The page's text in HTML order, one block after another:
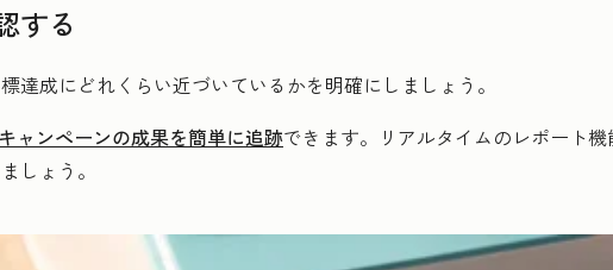
する
達成にどれくらい近づいているかを明確にしましょう。
キャンペーンの成果を簡単に追跡できます。リアルタイムのレポート
しょう。